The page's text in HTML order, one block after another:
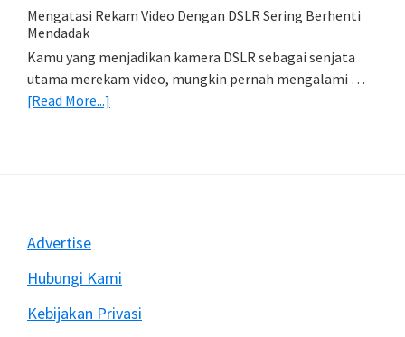
Import
Mengatasi Rekam Video Dengan DSLR Sering Berhenti
Mendadak
Kamu yang menjadikan kamera DSLR sebagai senjata
utama merekam video, mungkin pernah mengalami …
[Read More...]
Mendadak
Footer
Advertise
Hubungi Kami
Kebijakan Privasi